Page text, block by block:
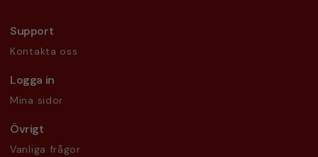
Support
Kontakta oss
Logga in
Mina sidor
Övrigt
Vanliga frågor